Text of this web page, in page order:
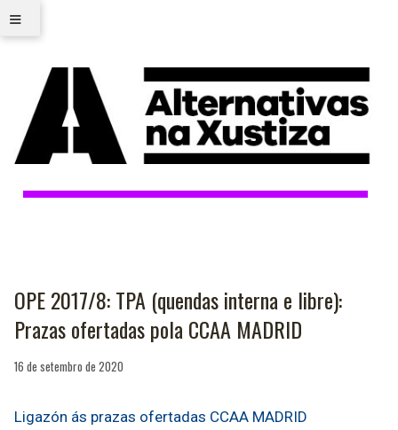
≡
OPE 2017/8: TPA (quendas interna e libre):
Prazas ofertadas pola CCAA MADRID
16 de setembro de 2020
Ligazón ás prazas ofertadas CCAA MADRID